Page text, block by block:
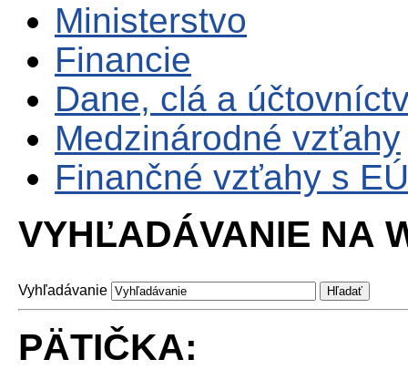
Ministerstvo
Financie
Dane, clá a
Medzinárodné vzťahy
Finančné vzťahy s EÚ
VYHĽADÁVANIE NA
Vyhľadávanie
PÄTIČKA: